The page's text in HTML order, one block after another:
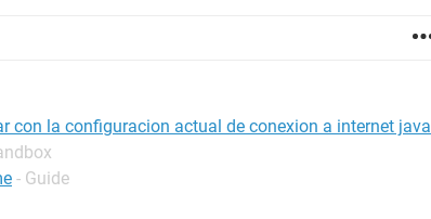
con la configuracion actual de conexion a internet java
- Guide